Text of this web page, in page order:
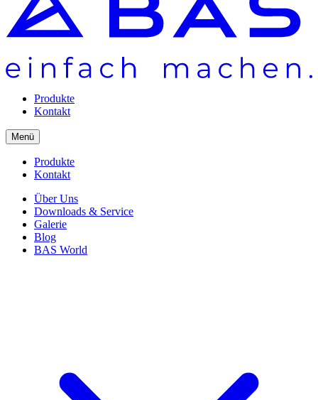
Produkte
Kontakt
Menü
Produkte
Kontakt
Über Uns
Downloads & Service
Galerie
Blog
BAS World